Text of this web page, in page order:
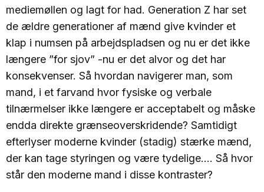
mediemøllen og lagt for had. Generation Z har set
de ældre generationer af mænd give kvinder et
klap i numsen på arbejdspladsen og nu er det ikke
længere ”for sjov” -nu er det alvor og det har
konsekvenser. Så hvordan navigerer man, som
mand, i et farvand hvor fysiske og verbale
tilnærmelser ikke længere er acceptabelt og måske
endda direkte grænseoverskridende? Samtidigt
efterlyser moderne kvinder (stadig) stærke mænd,
der kan tage styringen og være tydelige…. Så hvor
står den moderne mand i disse kontraster?